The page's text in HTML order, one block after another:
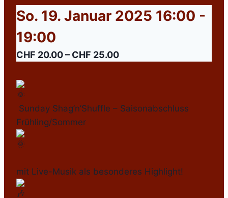
So. 19. Januar 2025 16:00 -
19:00
CHF 20.00 – CHF 25.00
Sunday Shag’n’Shuffle – Saisonabschluss
Frühling/Sommer
mit Live-Musik als besonderes Highlight!